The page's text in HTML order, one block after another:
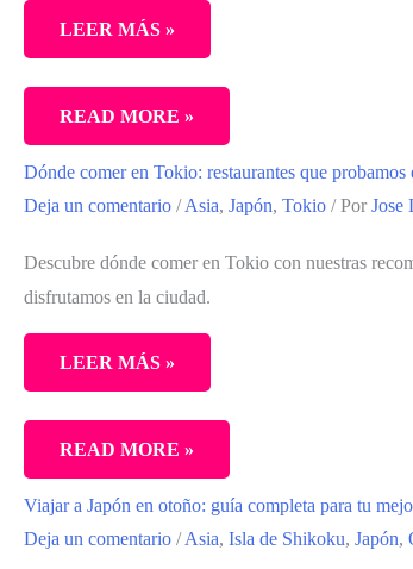
LEER MÁS »
QUÉ
COMPRAR
EN
TOKIO:
GUÍA
COMPLETA
COSMÉTICA
Y
TIENDAS
CON
TAX
READ MORE »
Dónde comer en Tokio: restaurantes que
Deja un comentario /Asia, Japón, Tokio / Por Jose
Descubre dónde comer en Tokio con nuestras
disfrutamos en la ciudad.
LEER MÁS »
DÓNDE
COMER
EN
TOKIO:
READ MORE »
Viajar a Japón en otoño: guía completa para tu
Deja un comentario /Asia, Isla de Shikoku, Japón,